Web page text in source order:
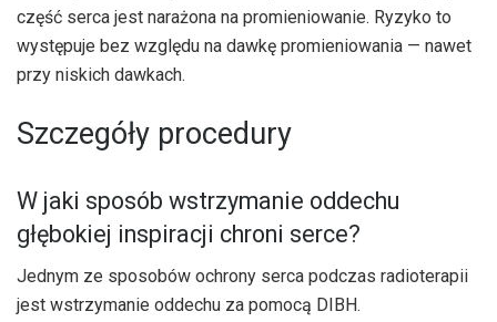
część serca jest narażona na promieniowanie. Ryzyko to
występuje bez względu na dawkę promieniowania — nawet
przy niskich dawkach.
Szczegóły procedury
W jaki sposób wstrzymanie oddechu
głębokiej inspiracji chroni serce?
Jednym ze sposobów ochrony serca podczas radioterapii
jest wstrzymanie oddechu za pomocą DIBH.